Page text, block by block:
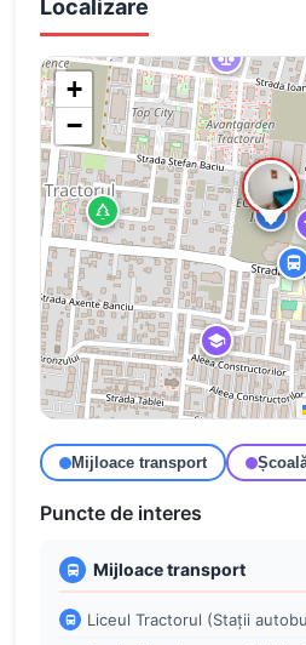
Localizare
+
−
Mijloace transport
Puncte de interes
Mijloace transport
Liceul Tractorul (Stații